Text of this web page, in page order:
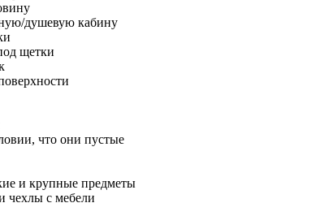
душевую кабину
щетки
что они пустые
и крупные предметы
чехлы с мебели